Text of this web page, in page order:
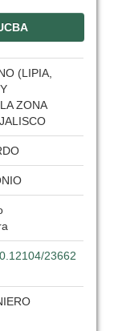
(LIPIA,
ZONA
23662